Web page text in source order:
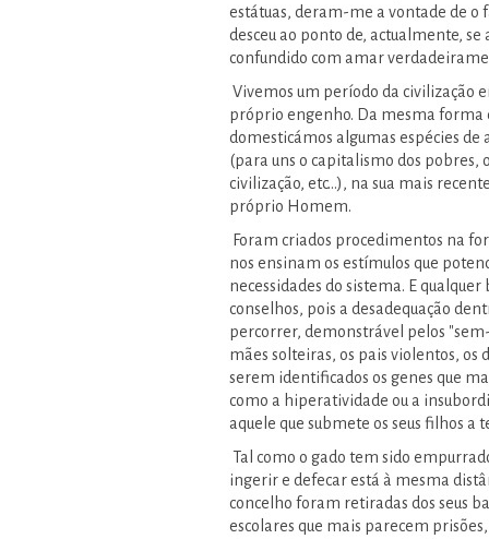
estátuas, deram-me a vontade de o
desceu ao ponto de, actualmente,
confundido com amar
Vivemos um período da civilização
próprio engenho. Da mesma forma
domesticámos algumas espécies
(para uns o capitalismo dos pobres,
civilização, etc…), na sua mais
próprio Homem.
Foram criados procedimentos na
nos ensinam os estímulos que
necessidades do sistema. E
conselhos, pois a desadequação
percorrer, demonstrável pelos
mães solteiras, os pais violentos,
serem identificados os genes que
como a hiperatividade ou a
aquele que submete os seus filhos a
Tal como o gado tem sido
ingerir e defecar está à mesma
concelho foram retiradas dos seus
escolares que mais parecem